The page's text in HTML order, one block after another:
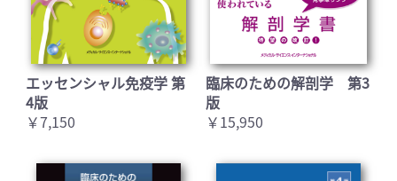
エッセンシャル免疫学 第
4版
￥7,150
臨床のための解剖学 第3
版
￥15,950